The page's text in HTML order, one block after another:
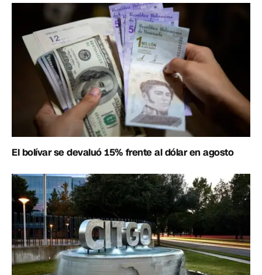
El bolívar se devaluó 15% frente al dólar en agosto